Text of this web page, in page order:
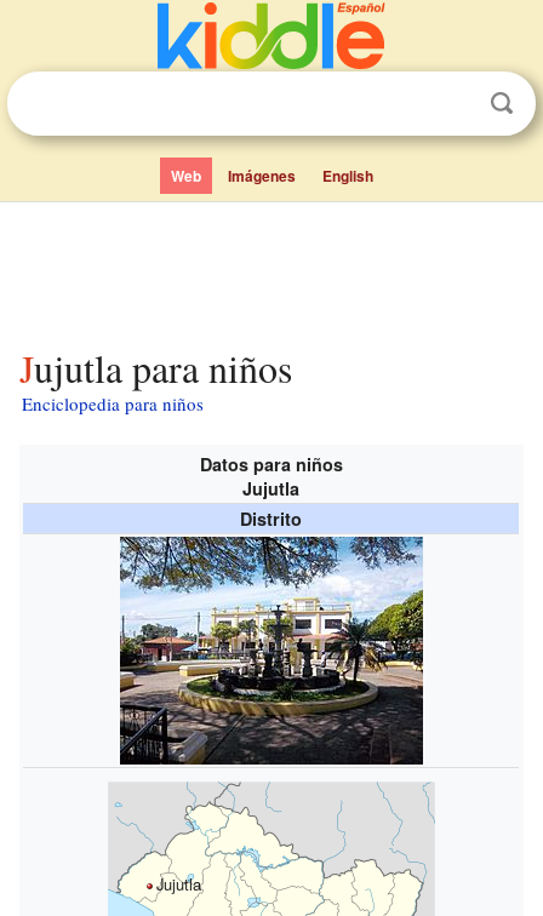
Web Imágenes English
Jujutla para niños
Enciclopedia para niños
Datos para niños
Jujutla
Distrito
Jujutla